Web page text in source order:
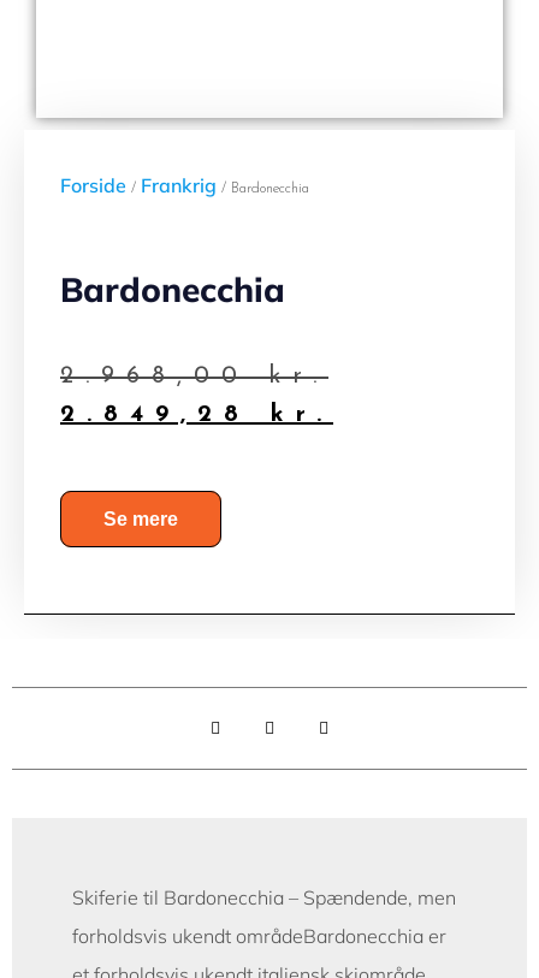
Forside / Frankrig / Bardonecchia
Bardonecchia
2.968,00kr.
2.849,28 kr.
Se mere
Skiferie til Bardonecchia – Spændende, men
forholdsvis ukendt områdeBardonecchia er